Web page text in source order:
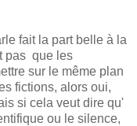
fait la part belle à la
pas que les
sur le même plan
fictions, alors oui,
si cela veut dire qu'
ou le silence,